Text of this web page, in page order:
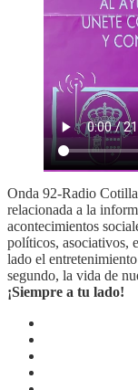
Onda 92-Radio
relacionada a la
acontecimientos
políticos, asociativos,
lado el
segundo, la vida de
¡Siempre a tu lado!